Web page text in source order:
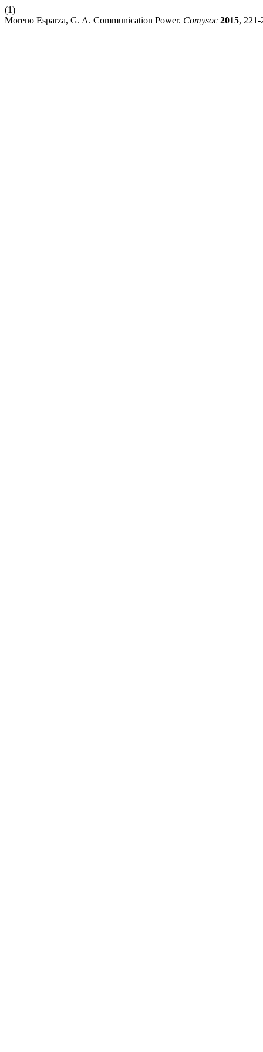
(1)
Moreno Esparza, G. A. Communication Power. Comysoc 2015, 221-